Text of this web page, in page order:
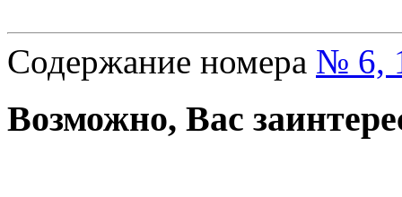
Содержание номера № 6,
Возможно, Вас